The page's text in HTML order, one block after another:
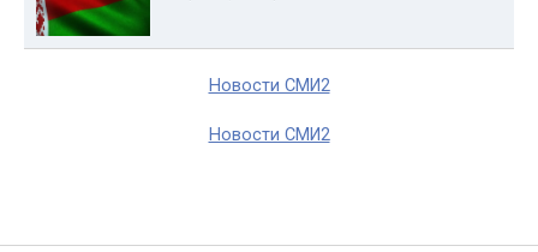
Новости СМИ2
Новости СМИ2